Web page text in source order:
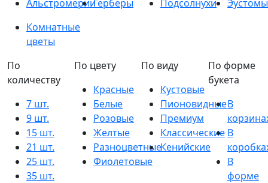
АльстромерииГерберы Подсолнухи
Эустомы
Комнатные
цветы
По
количеству
7 шт.
9 шт.
15 шт.
21 шт.
25 шт.
35 шт.
По цвету
Красные
Белые
Розовые
Желтые
Разноцветные
Фиолетовые
По виду
Кустовые
Пионовидные
Премиум
Классические
Кенийские
По форме
букета
В
В
В
форме